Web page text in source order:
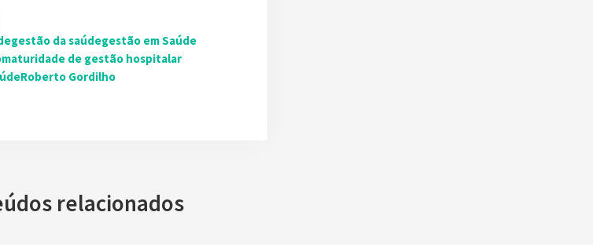
gestão da saúdegestão em Saúde
maturidade de gestão hospitalar
Roberto Gordilho
relacionados